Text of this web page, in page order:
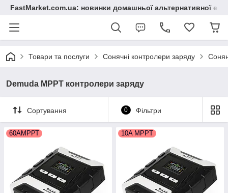
FastMarket.com.ua: новинки домашньої альтернативної
Товари та послуги Сонячні контролери заряду
Demuda MPPT контролери заряду
Сортування 0 Фільтри
60АМРРТ 10A MPPT